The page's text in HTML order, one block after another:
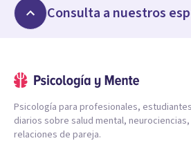
Consulta a nuestros
Psicología para profesionales,
diarios sobre salud mental,
relaciones de pareja.